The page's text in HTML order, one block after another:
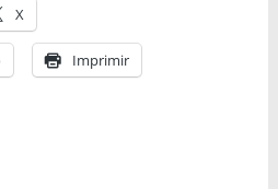
X
Imprimir